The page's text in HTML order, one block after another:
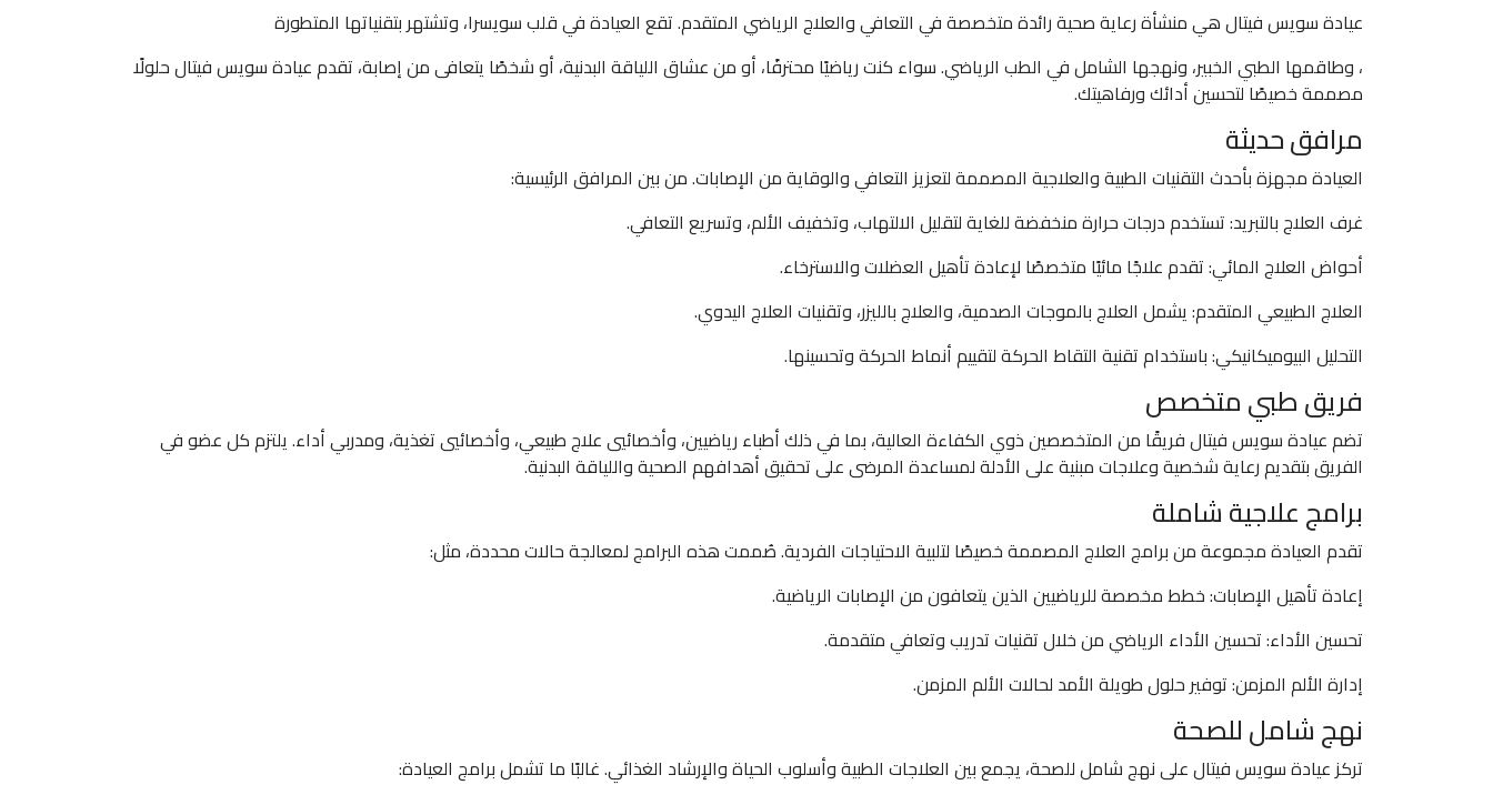
عيادة سويس فيتال هي منشأة رعاية صحية رائدة متخصصة في التعافي والعلاج الرياضي المتقدم. تقع العيادة في قلب سويسرا، وتشتهر بتقنياتها المتطورة
، وطاقمها الطبي الخبير، ونهجها الشامل في الطب الرياضي. سواء كنت رياضيًا محترفًا، أو من عشاق اللياقة البدنية، أو شخصًا يتعافى من إصابة، تقدم عيادة سويس فيتال حلولًا
مصممة خصيصًا لتحسين أدائك ورفاهيتك.
مرافق حديثة
العيادة مجهزة بأحدث التقنيات الطبية والعلاجية المصممة لتعزيز التعافي والوقاية من الإصابات. من بين المرافق الرئيسية:
غرف العلاج بالتبريد: تستخدم درجات حرارة منخفضة للغاية لتقليل الالتهاب، وتخفيف الألم، وتسريع التعافي.
أحواض العلاج المائي: تقدم علاجًا مائيًا متخصصًا لإعادة تأهيل العضلات والاسترخاء.
العلاج الطبيعي المتقدم: يشمل العلاج بالموجات الصدمية، والعلاج بالليزر، وتقنيات العلاج اليدوي.
التحليل البيوميكانيكي: باستخدام تقنية التقاط الحركة لتقييم أنماط الحركة وتحسينها.
فريق طبي متخصص
تضم عيادة سويس فيتال فريقًا من المتخصصين ذوي الكفاءة العالية، بما في ذلك أطباء رياضيين، وأخصائيي علاج طبيعي، وأخصائيي تغذية، ومدربي أداء. يلتزم كل عضو في
الفريق بتقديم رعاية شخصية وعلاجات مبنية على الأدلة لمساعدة المرضى على تحقيق أهدافهم الصحية واللياقة البدنية.
برامج علاجية شاملة
تقدم العيادة مجموعة من برامج العلاج المصممة خصيصًا لتلبية الاحتياجات الفردية. صُممت هذه البرامج لمعالجة حالات محددة، مثل:
إعادة تأهيل الإصابات: خطط مخصصة للرياضيين الذين يتعافون من الإصابات الرياضية.
تحسين الأداء: تحسين الأداء الرياضي من خلال تقنيات تدريب وتعافي متقدمة.
إدارة الألم المزمن: توفير حلول طويلة الأمد لحالات الألم المزمن.
نهج شامل للصحة
تركز عيادة سويس فيتال على نهج شامل للصحة، يجمع بين العلاجات الطبية وأسلوب الحياة والإرشاد الغذائي. غالبًا ما تشمل برامج العيادة: